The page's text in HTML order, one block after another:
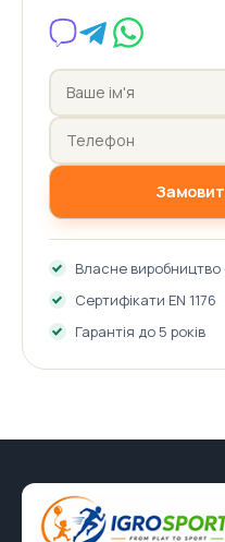
Власне виробництво
Сертифікати EN 1176
Гарантія до 5 років